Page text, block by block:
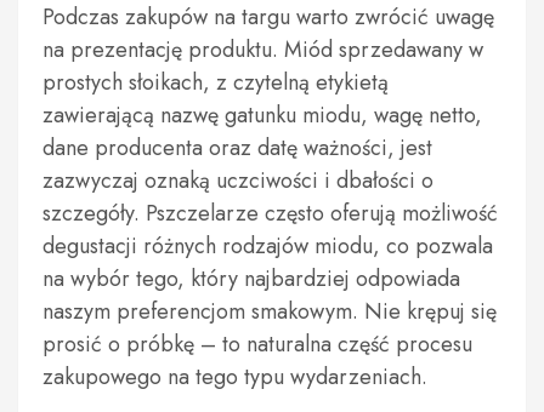
Podczas zakupów na targu warto zwrócić uwagę
na prezentację produktu. Miód sprzedawany w
prostych słoikach, z czytelną etykietą
zawierającą nazwę gatunku miodu, wagę netto,
dane producenta oraz datę ważności, jest
zazwyczaj oznaką uczciwości i dbałości o
szczegóły. Pszczelarze często oferują możliwość
degustacji różnych rodzajów miodu, co pozwala
na wybór tego, który najbardziej odpowiada
naszym preferencjom smakowym. Nie krępuj się
prosić o próbkę – to naturalna część procesu
zakupowego na tego typu wydarzeniach.